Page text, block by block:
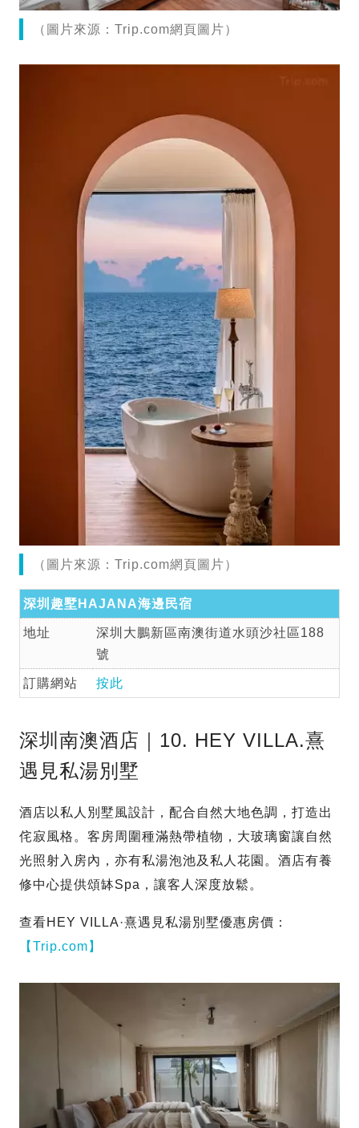
（圖片來源：Trip.com網頁圖片）
（圖片來源：Trip.com網頁圖片）
深圳趣墅HAJANA海邊民宿
地址
深圳大鵬新區南澳街道水頭沙社區188
號
訂購網站 按此
深圳南澳酒店｜10. HEY VILLA.熹
遇見私湯別墅
酒店以私人別墅風設計，配合自然大地色調，打造出
侘寂風格。客房周圍種滿熱帶植物，大玻璃窗讓自然
光照射入房內，亦有私湯泡池及私人花園。酒店有養
修中心提供頌缽Spa，讓客人深度放鬆。
查看HEY VILLA·熹遇見私湯別墅優惠房價：
【Trip.com】